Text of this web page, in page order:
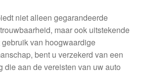
niet alleen gegarandeerde
maar ook uitstekende
van hoogwaardige
bent u verzekerd van een
die aan de vereisten van uw auto